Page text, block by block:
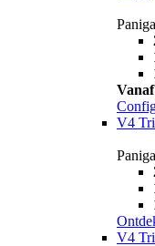
V4
V4